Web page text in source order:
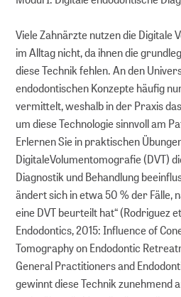
Viele Zahnärzte nutzen die Digitale
im Alltag nicht, da ihnen die
diese Technik fehlen. An den
endodontischen Konzepte häufig
vermittelt, weshalb in der Praxis
um diese Technologie sinnvoll am
Erlernen Sie in praktischen
DigitaleVolumentomografie (DVT)
Diagnostik und Behandlung
ändert sich in etwa 50 % der Fälle,
eine DVT beurteilt hat“ (Rodriguez
Endodontics, 2015: Influence of
Tomography on Endodontic
General Practitioners and
gewinnt diese Technik zunehmend